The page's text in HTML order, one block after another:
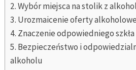
Wybór miejsca na stolik z
Urozmaicenie oferty
Znaczenie odpowiedniego
Bezpieczeństwo i
alkoholu